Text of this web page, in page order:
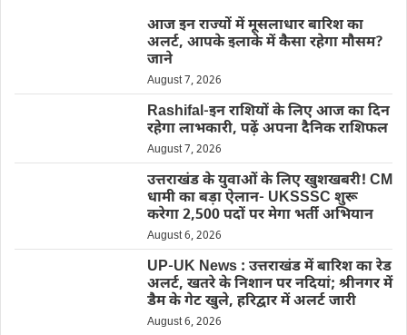
आज इन राज्यों में मूसलाधार बारिश का
अलर्ट, आपके इलाके में कैसा रहेगा मौसम?
जाने
August 7, 2026
Rashifal-इन राशियों के लिए आज का दिन
रहेगा लाभकारी, पढ़ें अपना दैनिक राशिफल
August 7, 2026
उत्तराखंड के युवाओं के लिए खुशखबरी! CM
धामी का बड़ा ऐलान- UKSSSC शुरू
करेगा 2,500 पदों पर मेगा भर्ती अभियान
August 6, 2026
UP-UK News : उत्तराखंड में बारिश का रेड
अलर्ट, खतरे के निशान पर नदियां; श्रीनगर में
डैम के गेट खुले, हरिद्वार में अलर्ट जारी
August 6, 2026